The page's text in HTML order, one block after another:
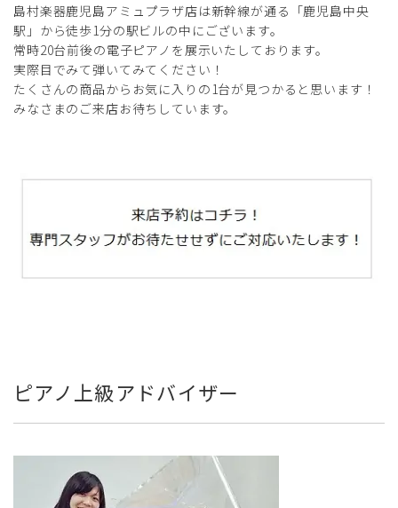
島村楽器鹿児島アミュプラザ店は新幹線が通る「鹿児島中央
駅」から徒歩1分の駅ビルの中にございます。
常時20台前後の電子ピアノを展示いたしております。
実際目でみて弾いてみてください！
たくさんの商品からお気に入りの1台が見つかると思います！
みなさまのご来店お待ちしています。
ピアノ上級アドバイザー